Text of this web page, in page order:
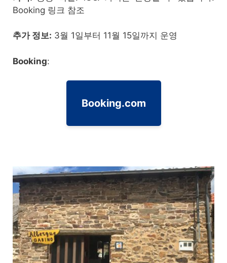
Booking 링크 참조
추가 정보: 3월 1일부터 11월 15일까지 운영
Booking:
Booking.com